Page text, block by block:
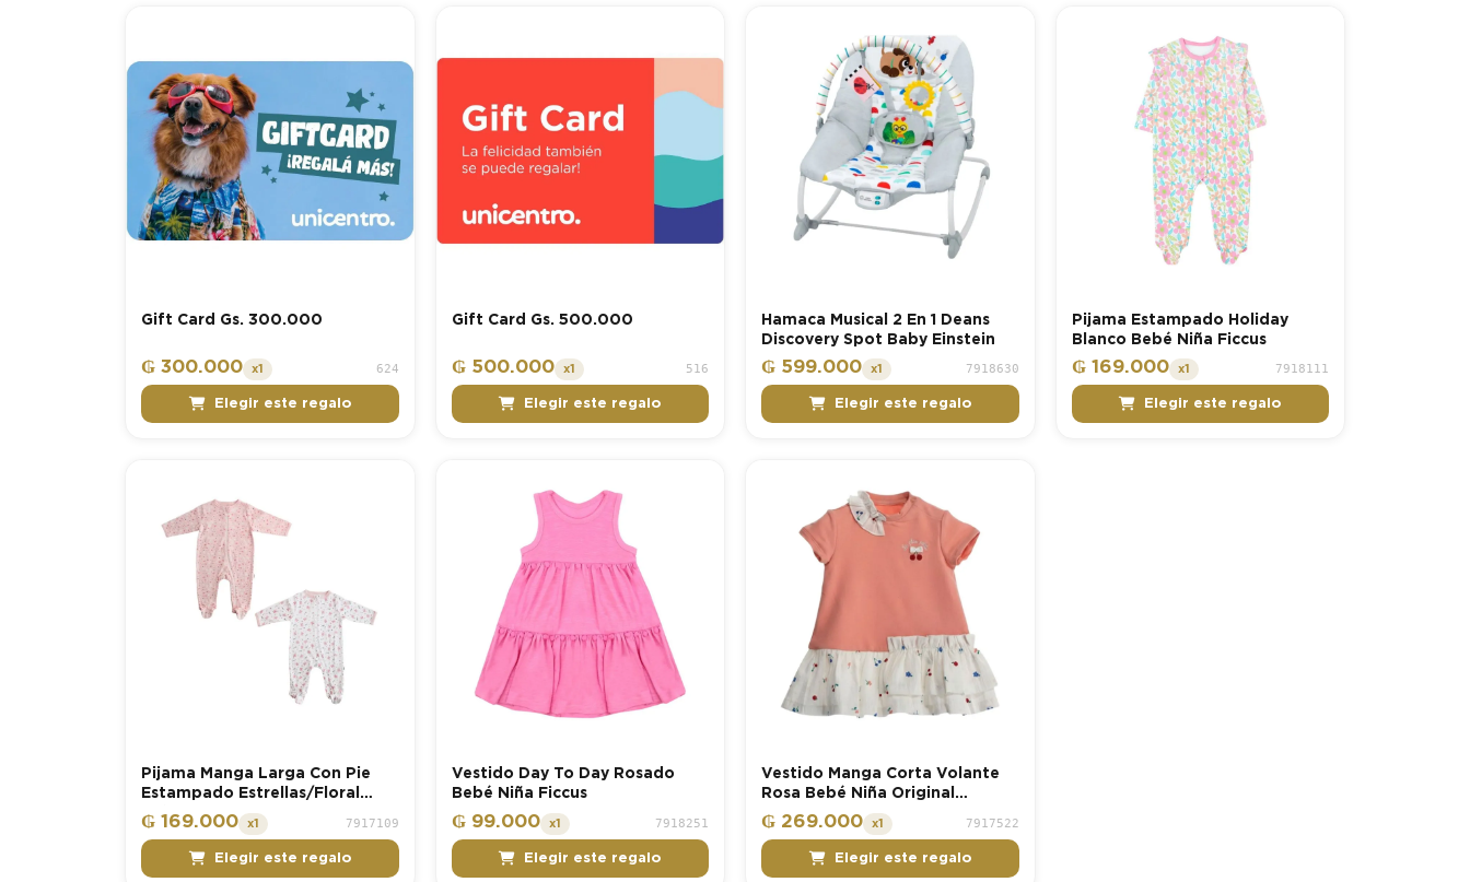
Gift Card Gs. 300.000
₲ 300.000 x1 624
Elegir este regalo
Gift Card Gs. 500.000
₲ 500.000 x1 516
Elegir este regalo
Hamaca Musical 2 En 1 Deans
Discovery Spot Baby Einstein
₲ 599.000 x1 7918630
Elegir este regalo
Pijama Estampado Holiday
Blanco Bebé Niña Ficcus
₲ 169.000 x1 7918111
Elegir este regalo
Pijama Manga Larga Con Pie
Estampado Estrellas/Floral
Niña Tiny Tots
₲ 169.000 x1 7917109
Elegir este regalo
Vestido Day To Day Rosado
Bebé Niña Ficcus
₲ 99.000 x1 7918251
Elegir este regalo
Vestido Manga Corta Volante
Rosa Bebé Niña Original
Marines
₲ 269.000 x1 7917522
Elegir este regalo